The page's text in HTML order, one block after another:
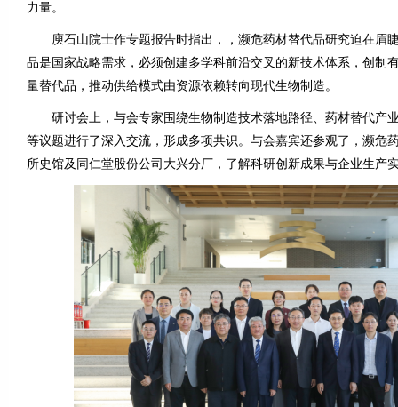
力量。
庾石山院士作专题报告时指出，，濒危药材替代品研究迫在眉
品是国家战略需求，必须创建多学科前沿交叉的新技术体系，创制
量替代品，推动供给模式由资源依赖转向现代生物制造。
研讨会上，与会专家围绕生物制造技术落地路径、药材替代产
等议题进行了深入交流，形成多项共识。与会嘉宾还参观了，濒危
所史馆及同仁堂股份公司大兴分厂，了解科研创新成果与企业生产